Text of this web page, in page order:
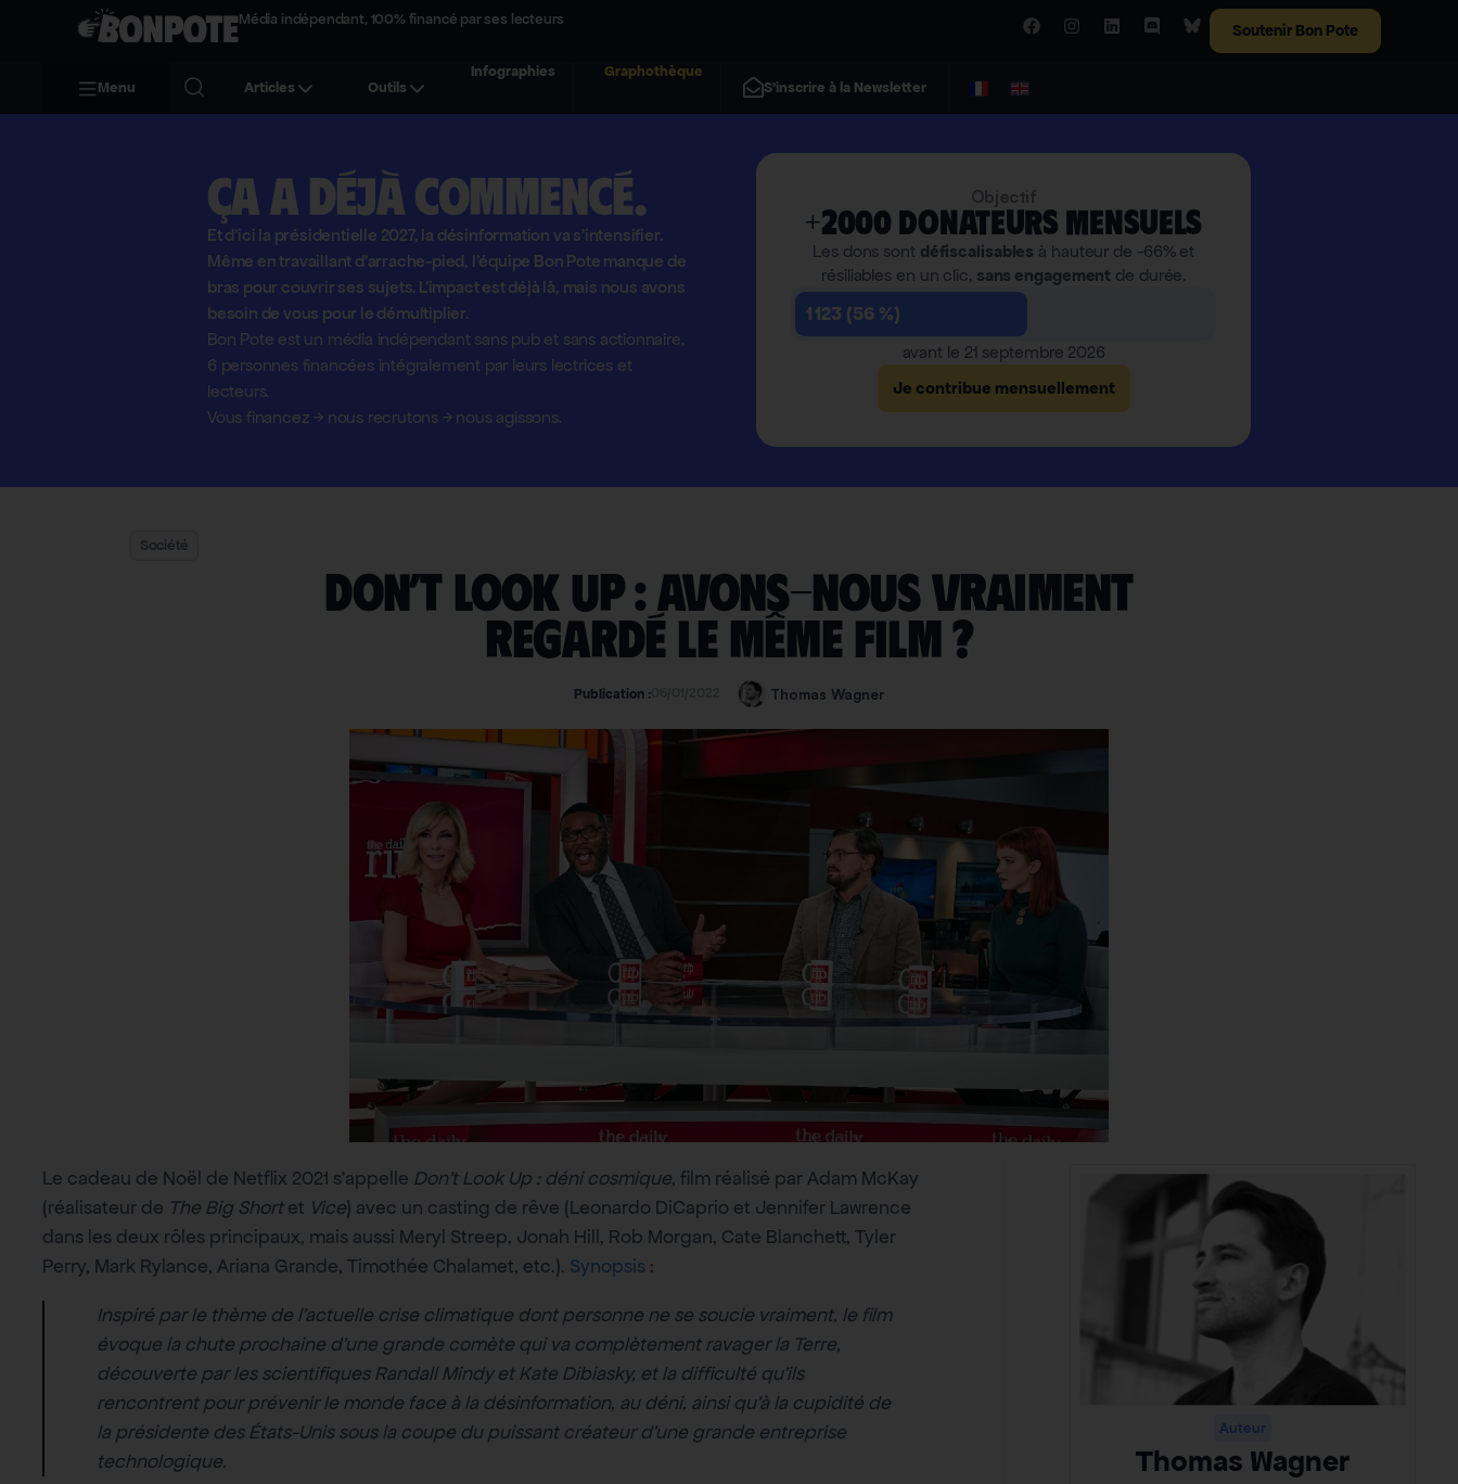
Média indépendant, 100% financé par ses lecteurs
Soutenir Bon Pote
Menu Articles Outils
Infographies
Graphothèque
S'inscrire à la Newsletter
Ça a déjà commencé.
Et d'ici la présidentielle 2027, la désinformation va s'intensifier.
Même en travaillant d'arrache-pied, l'équipe Bon Pote manque de
bras pour couvrir ses sujets. L'impact est déjà là, mais nous avons
besoin de vous pour le démultiplier.
Bon Pote est un média indépendant sans pub et sans actionnaire,
6 personnes financées intégralement par leurs lectrices et
lecteurs.
Vous financez→nous recrutons →nous agissons.
+2000 donateurs mensuels
Les dons sont défiscalisables à hauteur de -66% et
résiliables en un clic, sans engagement de durée.
1 123 (56 %)
avant le 21 septembre 2026
Je contribue mensuellement
Société
Don’t Look up : avons-nous vraiment
regardé le même film ?
Publication :06/01/2022 Thomas Wagner
Le cadeau de Noël de Netflix 2021 s’appelle Don’t Look Up : déni cosmique, film réalisé par Adam McKay
(réalisateur de The Big Shortet Vice) avec un casting de rêve (Leonardo DiCaprio et Jennifer Lawrence
dans les deux rôles principaux, mais aussi Meryl Streep, Jonah Hill, Rob Morgan, Cate Blanchett, Tyler
Perry, Mark Rylance, Ariana Grande, Timothée Chalamet, etc.). Synopsis :
Inspiré par le thème de l’actuelle crise climatique dont personne ne se soucie vraiment, le film
évoque la chute prochaine d’une grande comète qui va complètement ravager la Terre,
découverte par les scientifiques Randall Mindy et Kate Dibiasky, et la difficulté qu’ils
rencontrent pour prévenir le monde face à la désinformation, au déni, ainsi qu’à la cupidité de
la présidente des États-Unis sous la coupe du puissant créateur d’une grande entreprise
technologique.
Auteur
Thomas Wagner